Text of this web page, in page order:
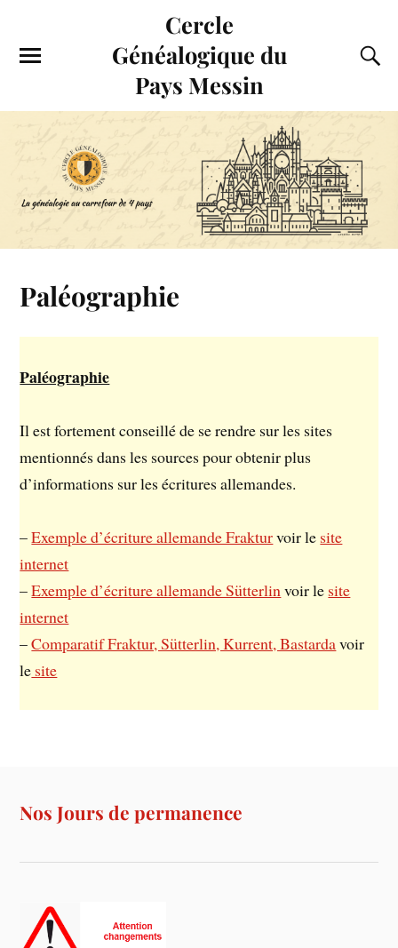
Cercle
Généalogique du
Pays Messin
Paléographie
Paléographie
Il est fortement conseillé de se rendre sur les sites
mentionnés dans les sources pour obtenir plus
d’informations sur les écritures allemandes.
–Exemple d’écriture allemande Frakturvoir le site
internet
–Exemple d’écriture allemande Sütterlinvoir le site
internet
–Comparatif Fraktur, Sütterlin, Kurrent, Bastardavoir
le site
Nos Jours de permanence